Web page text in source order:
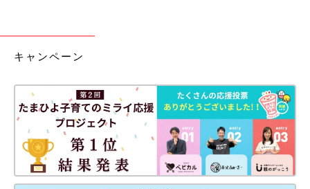
キャンペーン